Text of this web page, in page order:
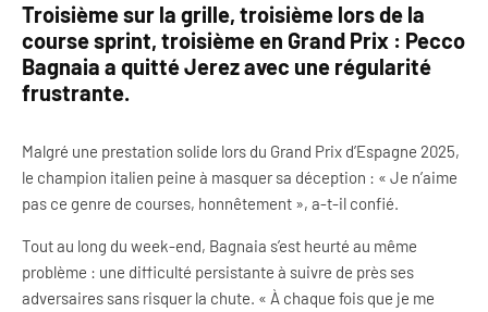
Troisième sur la grille, troisième lors de la
course sprint, troisième en Grand Prix : Pecco
Bagnaia a quitté Jerez avec une régularité
frustrante.
Malgré une prestation solide lors du Grand Prix d’Espagne 2025,
le champion italien peine à masquer sa déception : « Je n’aime
pas ce genre de courses, honnêtement », a-t-il confié.
Tout au long du week-end, Bagnaia s’est heurté au même
problème : une difficulté persistante à suivre de près ses
adversaires sans risquer la chute. « À chaque fois que je me